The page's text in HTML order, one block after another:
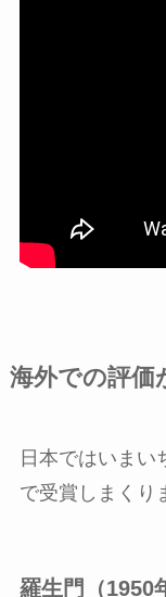
海外での評価
日本ではいまい
で受賞しまくり
羅生門（1950